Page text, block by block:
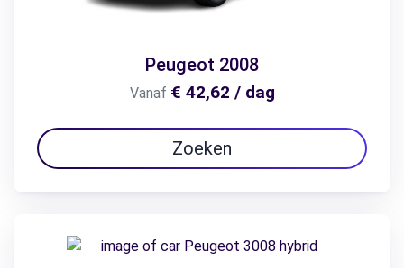
Peugeot 2008
Vanaf € 42,62 / dag
Zoeken